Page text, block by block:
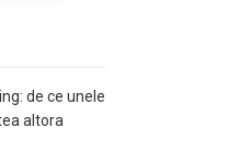
de ce unele
altora